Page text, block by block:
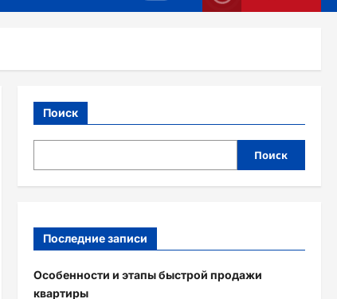
Поиск
Поиск
Последние записи
Особенности и этапы быстрой продажи
квартиры